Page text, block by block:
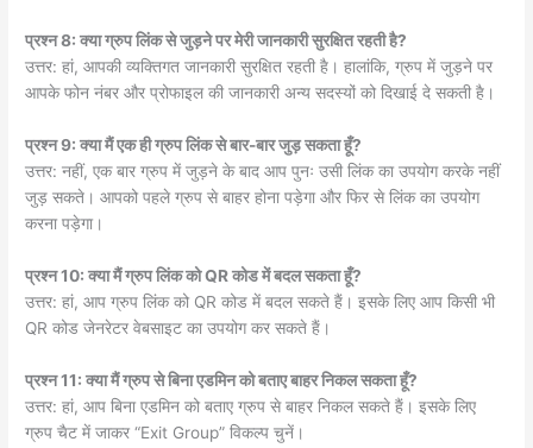
प्रश्न 8: क्या ग्रुप लिंक से जुड़ने पर मेरी जानकारी सुरक्षित रहती है?
उत्तर: हां, आपकी व्यक्तिगत जानकारी सुरक्षित रहती है। हालांकि, ग्रुप में जुड़ने पर
आपके फोन नंबर और प्रोफाइल की जानकारी अन्य सदस्यों को दिखाई दे सकती है।
प्रश्न 9: क्या मैं एक ही ग्रुप लिंक से बार-बार जुड़ सकता हूँ?
उत्तर: नहीं, एक बार ग्रुप में जुड़ने के बाद आप पुनः उसी लिंक का उपयोग करके नहीं
जुड़ सकते। आपको पहले ग्रुप से बाहर होना पड़ेगा और फिर से लिंक का उपयोग
करना पड़ेगा।
प्रश्न 10: क्या मैं ग्रुप लिंक को QR कोड में बदल सकता हूँ?
उत्तर: हां, आप ग्रुप लिंक को QR कोड में बदल सकते हैं। इसके लिए आप किसी भी
QR कोड जेनरेटर वेबसाइट का उपयोग कर सकते हैं।
प्रश्न 11: क्या मैं ग्रुप से बिना एडमिन को बताए बाहर निकल सकता हूँ?
उत्तर: हां, आप बिना एडमिन को बताए ग्रुप से बाहर निकल सकते हैं। इसके लिए
ग्रुप चैट में जाकर “Exit Group” विकल्प चुनें।